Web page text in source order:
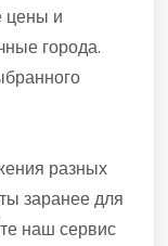
цены и
города.
разных
заранее для
наш сервис